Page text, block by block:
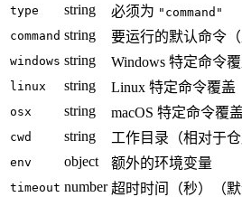
type string 必须为 "command"
command string 要运行的默认命令（
windows string Windows 特定命令
linux string Linux 特定命令覆盖
osx string macOS 特定命令覆盖
cwd string 工作目录（相对于仓
env object 额外的环境变量
timeout number 超时时间（秒）（默